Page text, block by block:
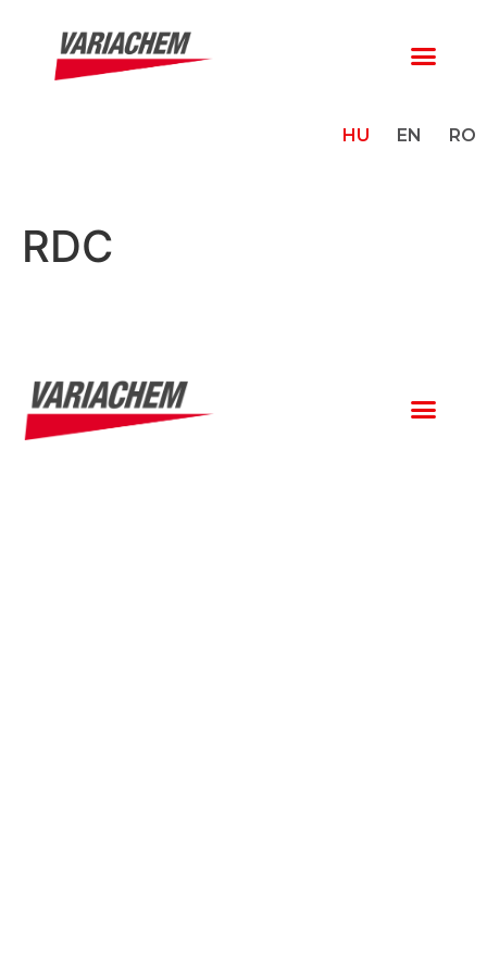
HU EN RO
RDC